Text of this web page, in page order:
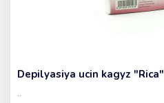
Depilyasiya ucin kagyz "Rica"
..